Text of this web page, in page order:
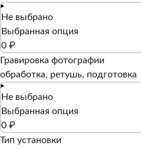
Не выбрано
Выбранная опция
0 ₽
Гравировка фотографии
обработка, ретушь, подготовка
Не выбрано
Выбранная опция
0 ₽
Тип установки